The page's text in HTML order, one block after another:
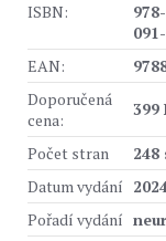
ISBN:
EAN:
Doporučená
cena:
399
Počet stran
248
Datum vydání
Pořadí vydání